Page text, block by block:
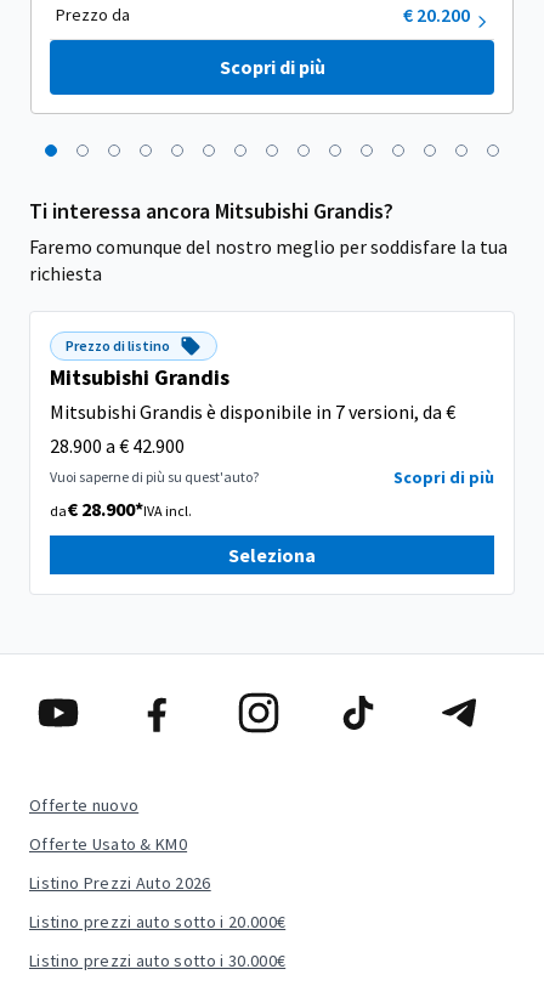
Prezzo da € 20.200
Scopri di più
Ti interessa ancora Mitsubishi Grandis?
Faremo comunque del nostro meglio per soddisfare la tua
richiesta
Prezzo di listino
Mitsubishi Grandis
Mitsubishi Grandis è disponibile in 7 versioni, da €
28.900 a € 42.900
Vuoi saperne di più su quest'auto? Scopri di più
da€ 28.900*IVA incl.
Seleziona
Offerte nuovo
Offerte Usato & KM0
Listino Prezzi Auto 2026
Listino prezzi auto sotto i 20.000€
Listino prezzi auto sotto i 30.000€